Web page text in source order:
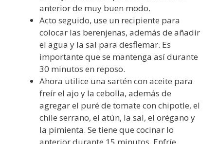
anterior de muy buen modo.
Acto seguido, use un recipiente para
colocar las berenjenas, además de añadir
el agua y la sal para desflemar. Es
importante que se mantenga así durante
30 minutos en reposo.
Ahora utilice una sartén con aceite para
freír el ajo y la cebolla, además de
agregar el puré de tomate con chipotle, el
chile serrano, el atún, la sal, el orégano y
la pimienta. Se tiene que cocinar lo
anterior durante 15 minutos. Enfríe.